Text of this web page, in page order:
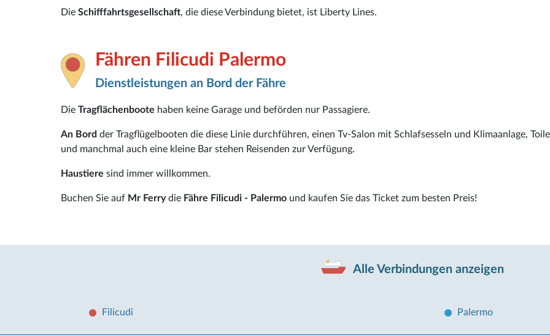
Die Schifffahrtsgesellschaft, die diese Verbindung bietet, ist Liberty Lines.
Fähren Filicudi Palermo
Dienstleistungen an Bord der Fähre
Die Tragflächenboote haben keine Garage und beförden nur Passagiere.
An Bord der Tragflügelbooten die diese Linie durchführen, einen Tv-Salon mit Schlafsesseln und Klimaanlage,
und manchmal auch eine kleine Bar stehen Reisenden zur Verfügung.
Haustiere sind immer willkommen.
Buchen Sie auf Mr Ferrydie Fähre Filicudi - Palermo und kaufen Sie das Ticket zum besten Preis!
Alle Verbindungen anzeigen
Filicudi Palermo